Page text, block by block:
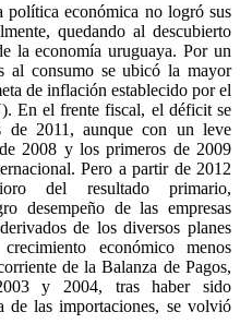
política económica no logró sus
quedando al descubierto
la economía uruguaya. Por un
al consumo se ubicó la mayor
de inflación establecido por el
En el frente fiscal, el déficit se
de 2011, aunque con un leve
2008 y los primeros de 2009
Pero a partir de 2012
del resultado primario,
desempeño de las empresas
de los diversos planes
económico menos
de la Balanza de Pagos,
y 2004, tras haber sido
de las importaciones, se volvió